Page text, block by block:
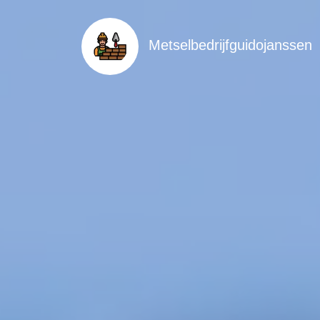
Metselbedrijfguidojanssen